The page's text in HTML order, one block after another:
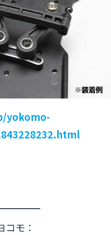
yokomo-
モ：